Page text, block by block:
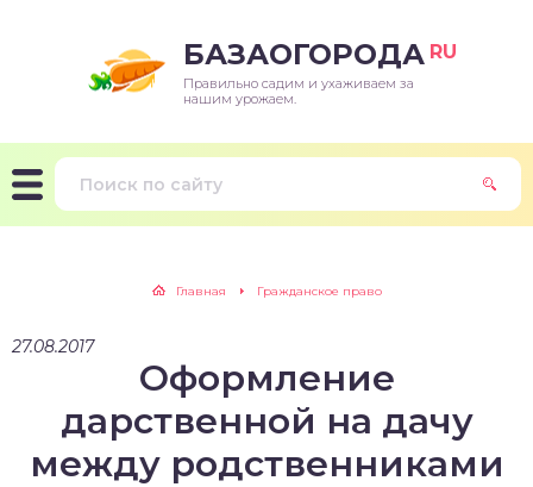
БАЗАОГОРОДА RU
Правильно садим и ухаживаем за
нашим урожаем.
Главная Гражданское право
27.08.2017
Оформление
дарственной на дачу
между родственниками